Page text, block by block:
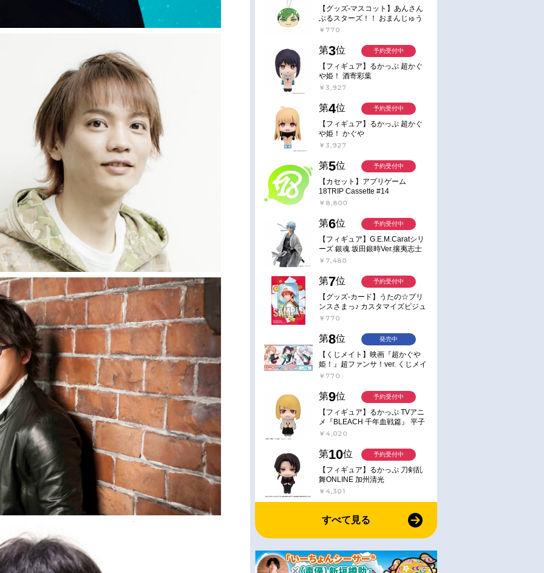
【グッズ-マスコット】あんさん
ぶるスターズ！！ おまんじゅう
にぎにぎマスコット ねくすと2
￥770
第3位
【フィギュア】るかっぷ 超かぐ
や姫！ 酒寄彩葉
￥3,927
予約受付中
第4位
【フィギュア】るかっぷ 超かぐ
や姫！ かぐや
￥3,927
予約受付中
第5位
【カセット】アプリゲーム
18TRIP Cassette #14
￥8,800
予約受付中
第6位
【フィギュア】G.E.M.Caratシリ
ーズ 銀魂 坂田銀時Ver.攘夷志士
完成品フィギュア
￥7,480
予約受付中
第7位
【グッズ-カード】うたの☆プリ
ンスさまっ♪ カスタマイズビジュ
アルカードコレクション Best
￥770
予約受付中
第8位
【くじメイト】映画『超かぐや
姫！』超ファンサ！ver. くじメイ
ト
￥770
発売中
第9位
【フィギュア】るかっぷ TVアニ
メ『BLEACH 千年血戦篇』 平子
真子
￥4,020
予約受付中
第10位
【フィギュア】るかっぷ 刀剣乱
舞ONLINE 加州清光
￥4,301
予約受付中
すべて見る